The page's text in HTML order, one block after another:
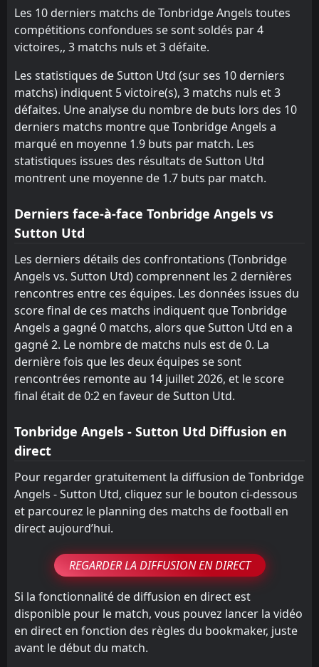
FT
14:00
11Jul
AFC Totton
Sutton Utd
FT
15:00
13Dec
Walton & Hersham
Sutton Utd
4
1
17:15
06Dec
Sutton Utd
Shrewsbury
FT
15:00
Sutton Utd
AFC Telford United
AET
18:45
14Oct
Sutton Utd
3
FT
11Oct
Farnham Town
Sutton Utd
3
3
14:00
02 Aug
Hampton & Richmond
Sutton Utd
1
W
Les 10 derniers matchs de Tonbridge Angels toutes
compétitions confondues se sont soldés par 4
victoires,, 3 matchs nuls et 3 défaite.
Les statistiques de Sutton Utd (sur ses 10 derniers
matchs) indiquent 5 victoire(s), 3 matchs nuls et 3
défaites. Une analyse du nombre de buts lors des 10
derniers matchs montre que Tonbridge Angels a
marqué en moyenne 1.9 buts par match. Les
statistiques issues des résultats de Sutton Utd
montrent une moyenne de 1.7 buts par match.
Derniers face-à-face Tonbridge Angels vs
Sutton Utd
Les derniers détails des confrontations (Tonbridge
Angels vs. Sutton Utd) comprennent les 2 dernières
rencontres entre ces équipes. Les données issues du
score final de ces matchs indiquent que Tonbridge
Angels a gagné 0 matchs, alors que Sutton Utd en a
gagné 2. Le nombre de matchs nuls est de 0. La
dernière fois que les deux équipes se sont
rencontrées remonte au 14 juillet 2026, et le score
final était de 0:2 en faveur de Sutton Utd.
Tonbridge Angels - Sutton Utd Diffusion en
direct
Pour regarder gratuitement la diffusion de Tonbridge
Angels - Sutton Utd, cliquez sur le bouton ci-dessous
et parcourez le planning des matchs de football en
direct aujourd’hui.
REGARDER LA DIFFUSION EN DIRECT
Si la fonctionnalité de diffusion en direct est
disponible pour le match, vous pouvez lancer la vidéo
en direct en fonction des règles du bookmaker, juste
avant le début du match.